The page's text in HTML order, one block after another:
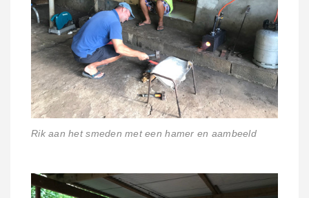
Rik aan het smeden met een hamer en aambeeld